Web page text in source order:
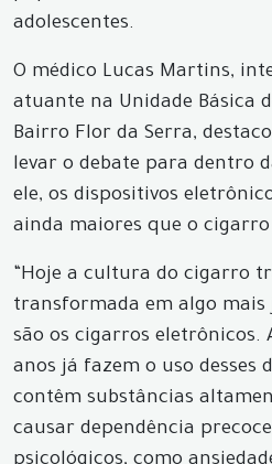
adolescentes.
O médico Lucas Martins,
atuante na Unidade Básica
Bairro Flor da Serra,
levar o debate para dentro
ele, os dispositivos
ainda maiores que o
“Hoje a cultura do cigarro
transformada em algo mais
são os cigarros eletrônicos.
anos já fazem o uso desses
contêm substâncias
causar dependência